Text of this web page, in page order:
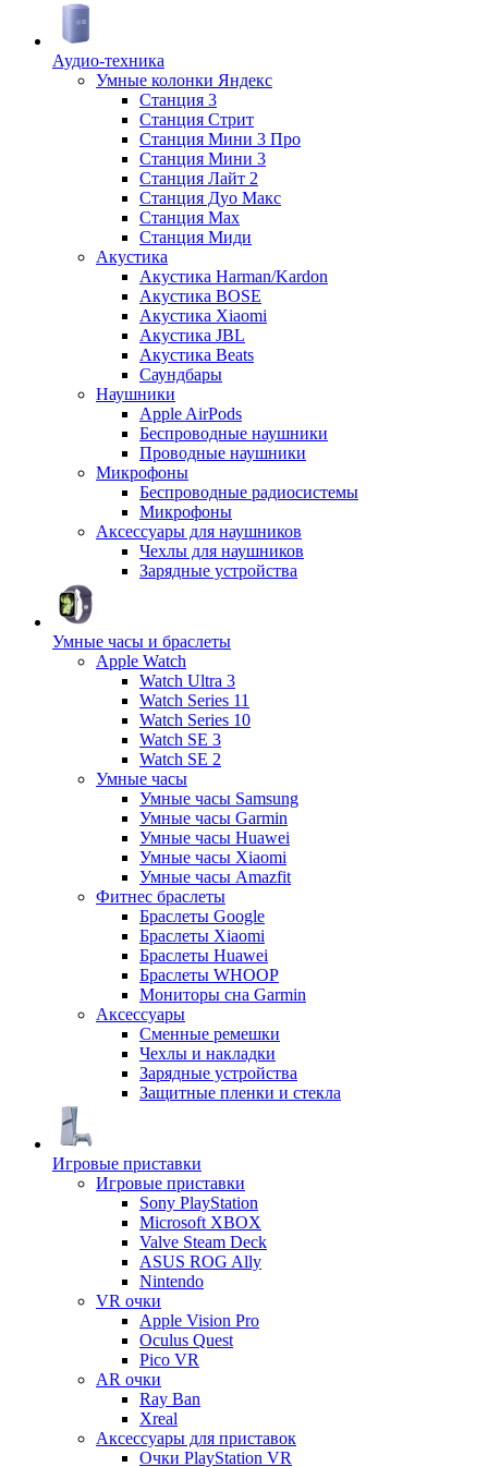
Аудио-техника
Умные колонки Яндекс
Станция 3
Станция Стрит
Станция Мини 3 Про
Станция Мини 3
Станция Лайт 2
Станция Дуо Макс
Станция Max
Станция Миди
Акустика
Акустика Harman/Kardon
Акустика BOSE
Акустика Xiaomi
Акустика JBL
Акустика Beats
Саундбары
Наушники
Apple AirPods
Беспроводные наушники
Проводные наушники
Микрофоны
Беспроводные радиосистемы
Микрофоны
Аксессуары для наушников
Чехлы для наушников
Зарядные устройства
Умные часы и браслеты
Apple Watch
Watch Ultra 3
Watch Series 11
Watch Series 10
Watch SE 3
Watch SE 2
Умные часы
Умные часы Samsung
Умные часы Garmin
Умные часы Huawei
Умные часы Xiaomi
Умные часы Amazfit
Фитнес браслеты
Браслеты Google
Браслеты Xiaomi
Браслеты Huawei
Браслеты WHOOP
Мониторы сна Garmin
Аксессуары
Сменные ремешки
Чехлы и накладки
Зарядные устройства
Защитные пленки и стекла
Игровые приставки
Игровые приставки
Sony PlayStation
Microsoft XBOX
Valve Steam Deck
ASUS ROG Ally
Nintendo
VR очки
Apple Vision Pro
Oculus Quest
Pico VR
AR очки
Ray Ban
Xreal
Аксессуары для приставок
Очки PlayStation VR